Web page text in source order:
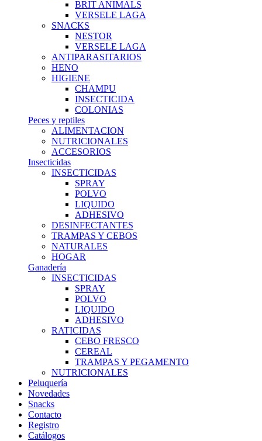
BRIT ANIMALS
VERSELE LAGA
SNACKS
NESTOR
VERSELE LAGA
ANTIPARASITARIOS
HENO
HIGIENE
CHAMPU
INSECTICIDA
COLONIAS
Peces y reptiles
ALIMENTACION
NUTRICIONALES
ACCESORIOS
Insecticidas
INSECTICIDAS
SPRAY
POLVO
LIQUIDO
ADHESIVO
DESINFECTANTES
TRAMPAS Y CEBOS
NATURALES
HOGAR
Ganadería
INSECTICIDAS
SPRAY
POLVO
LIQUIDO
ADHESIVO
RATICIDAS
CEBO FRESCO
CEREAL
TRAMPAS Y PEGAMENTO
NUTRICIONALES
Peluquería
Novedades
Snacks
Contacto
Registro
Catálogos